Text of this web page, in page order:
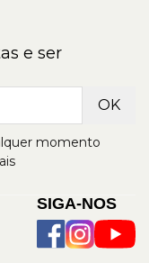
e ser
momento
SIGA-NOS